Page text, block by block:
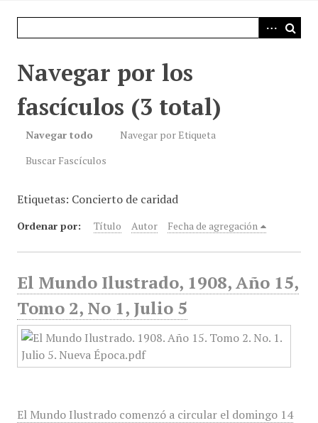
Navegar por los
fascículos (3 total)
Navegar todo
Navegar por Etiqueta
Buscar Fascículos
Etiquetas: Concierto de caridad
Ordenar por: Título Autor Fecha de agregación
El Mundo Ilustrado, 1908, Año 15,
Tomo 2, No 1, Julio 5
El Mundo Ilustrado comenzó a circular el domingo 14